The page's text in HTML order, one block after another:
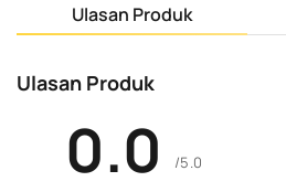
Ulasan Produk
Ulasan Produk
0.0 /5.0